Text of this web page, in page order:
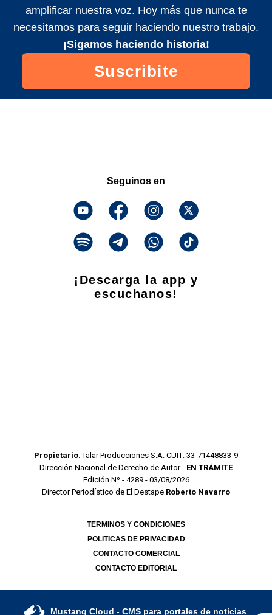
amplificar nuestra voz. Hoy más que nunca te
necesitamos para seguir haciendo nuestro trabajo.
¡Sigamos haciendo historia!
Suscribite
Seguinos en
¡Descarga la app y
escuchanos!
Propietario: Talar Producciones S.A. CUIT: 33-71448833-9
Dirección Nacional de Derecho de Autor - EN TRÁMITE
Edición Nº - 4289 - 03/08/2026
Director Periodístico de El Destape Roberto Navarro
TERMINOS Y CONDICIONES
POLITICAS DE PRIVACIDAD
CONTACTO COMERCIAL
CONTACTO EDITORIAL
Mustang Cloud - CMS para portales de noticias